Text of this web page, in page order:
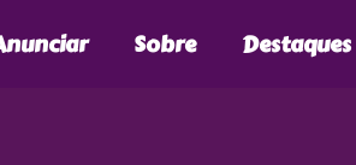
Sobre Destaques